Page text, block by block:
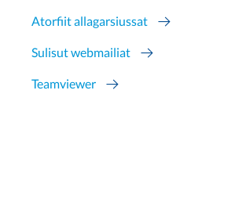
Atorfiit allagarsiussat
Sulisut webmailiat
Teamviewer